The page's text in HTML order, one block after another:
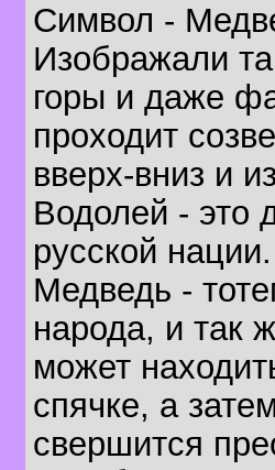
Символ -
Изображали
горы и даже
проходит
вверх-вниз и
Водолей - это
русской нации.
Медведь -
народа, и так
может
спячке, а
свершится